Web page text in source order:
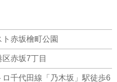
ト赤坂檜町公園
赤坂7丁目
ロ千代田線「乃木坂」駅徒歩6